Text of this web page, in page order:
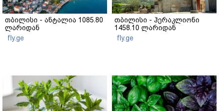
თბილისი - ანტალია 1085.80
ლარიდან
fly.ge
თბილისი - ჰერაკლიონი
1458.10 ლარიდან
fly.ge